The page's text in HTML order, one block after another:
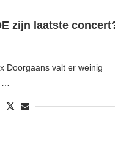
zijn laatste
Doorgaans valt er weinig
…